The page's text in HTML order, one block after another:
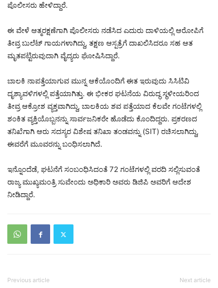
ಪೊಲೀಸರು ಹೇಳಿದ್ದಾರೆ.
ಈ ವೇಳೆ ಆತ್ಮರಕ್ಷಣೆಗಾಗಿ ಪೊಲೀಸರು ನಡೆಸಿದ ಎದುರು ದಾಳಿಯಲ್ಲಿ ಆರೋಪಿಗೆ
ತೀವ್ರ ಬುಲೆಟ್ ಗಾಯಗಳಾಗಿದ್ದು, ತಕ್ಷಣ ಆಸ್ಪತ್ರೆಗೆ ದಾಖಲಿಸಿದರೂ ಸಹ ಆತ
ಮೃತಪಟ್ಟಿರುವುದಾಗಿ ವೈದ್ಯರು ಘೋಷಿಸಿದ್ದಾರೆ.
ಬಾಲಕಿ ನಾಪತ್ತೆಯಾಗುವ ಮುನ್ನ ಆಕೆಯೊಂದಿಗೆ ಈತ ಇರುವುದು ಸಿಸಿಟಿವಿ
ದೃಶ್ಯಾವಳಿಗಳಲ್ಲಿ ಪತ್ತೆಯಾಗಿತ್ತು. ಈ ಭೀಕರ ಘಟನೆಯ ವಿರುದ್ಧ ಸ್ಥಳೀಯರಿಂದ
ತೀವ್ರ ಆಕ್ರೋಶ ವ್ಯಕ್ತವಾಗಿದ್ದು, ಬಾಲಕಿಯ ಶವ ಪತ್ತೆಯಾದ ಕೆಲವೇ ಗಂಟೆಗಳಲ್ಲಿ
ಶಂಕಿತ ವ್ಯಕ್ತಿಯೊಬ್ಬನನ್ನು ಸಾರ್ವಜನಿಕರೇ ಹೊಡೆದು ಕೊಂದಿದ್ದರು. ಪ್ರಕರಣದ
ತನಿಖೆಗಾಗಿ ಆರು ಸದಸ್ಯರ ವಿಶೇಷ ತನಿಖಾ ತಂಡವನ್ನು (SIT) ರಚಿಸಲಾಗಿದ್ದು,
ಈವರೆಗೆ ಮೂವರನ್ನು ಬಂಧಿಸಲಾಗಿದೆ.
ಇನ್ನೊಂದೆಡೆ, ಘಟನೆಗೆ ಸಂಬಂಧಿಸಿದಂತೆ 72 ಗಂಟೆಗಳಲ್ಲಿ ವರದಿ ಸಲ್ಲಿಸುವಂತೆ
ರಾಜ್ಯ ಮುಖ್ಯಮಂತ್ರಿ ಸುವೇಂದು ಅಧಿಕಾರಿ ಅವರು ಡಿಜಿಪಿ ಅವರಿಗೆ ಆದೇಶ
ನೀಡಿದ್ದಾರೆ.
Previous article Next article